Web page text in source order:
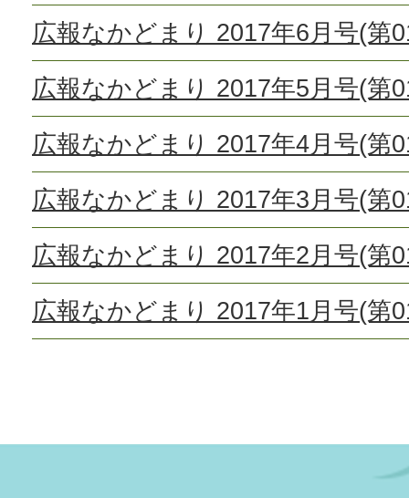
広報なかどまり 2017年6月号(第
広報なかどまり 2017年5月号(第
広報なかどまり 2017年4月号(第
広報なかどまり 2017年3月号(第
広報なかどまり 2017年2月号(第
広報なかどまり 2017年1月号(第